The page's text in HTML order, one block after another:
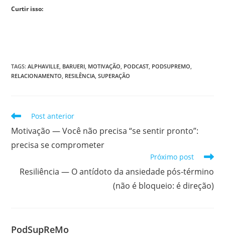
Curtir isso:
TAGS:ALPHAVILLE, BARUERI, MOTIVAÇÃO, PODCAST, PODSUPREMO,
RELACIONAMENTO, RESILÊNCIA, SUPERAÇÃO
Leia
artigos
Post anterior
Motivação — Você não precisa “se sentir pronto”:
precisa se comprometer
Próximo post
Resiliência — O antídoto da ansiedade pós-término
(não é bloqueio: é direção)
PodSupReMo